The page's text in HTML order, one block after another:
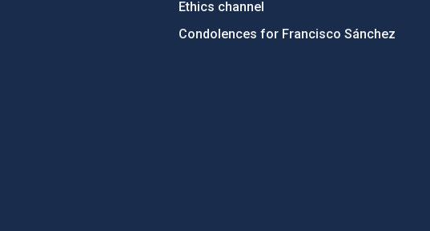
Ethics channel
Condolences for Francisco Sánchez